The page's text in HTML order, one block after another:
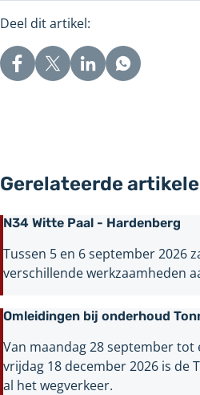
Deel dit artikel:
Gerelateerde
N34 Witte Paal - Hardenberg
Tussen 5 en 6 september 2026
verschillende werkzaamheden
Omleidingen bij onderhoud
Van maandag 28 september tot
vrijdag 18 december 2026 is de
al het wegverkeer.